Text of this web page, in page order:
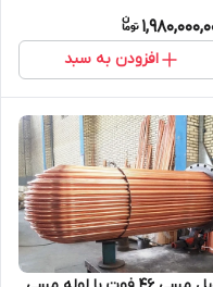
افزودن به سبد